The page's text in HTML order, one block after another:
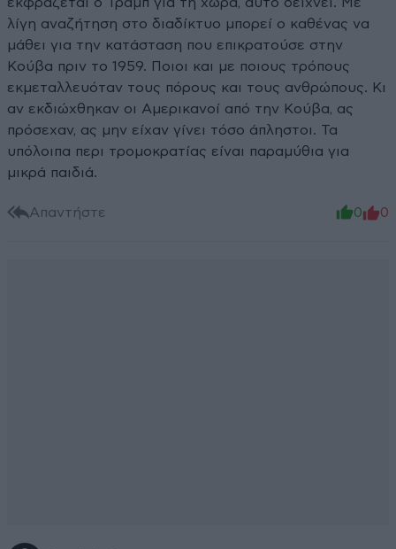
λίγη αναζήτηση στο διαδίκτυο μπορεί ο καθένας να
μάθει για την κατάσταση που επικρατούσε στην
Κούβα πριν το 1959. Ποιοι και με ποιους τρόπους
εκμεταλλευόταν τους πόρους και τους ανθρώπους. Κι
αν εκδιώχθηκαν οι Αμερικανοί από την Κούβα, ας
πρόσεχαν, ας μην είχαν γίνει τόσο άπληστοι. Τα
υπόλοιπα περι τρομοκρατίας είναι παραμύθια για
μικρά παιδιά.
Απαντήστε 0 0